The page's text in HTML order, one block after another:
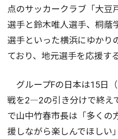
点のサッカークラブ「大豆
選手と鈴木唯人選手、桐蔭
選手といった横浜にゆかり
ており、地元選手を応援す
グループFの日本は15日
戦を2―2の引き分けで終え
で山中竹春市長は「多くの
援しながら楽しんでほしい